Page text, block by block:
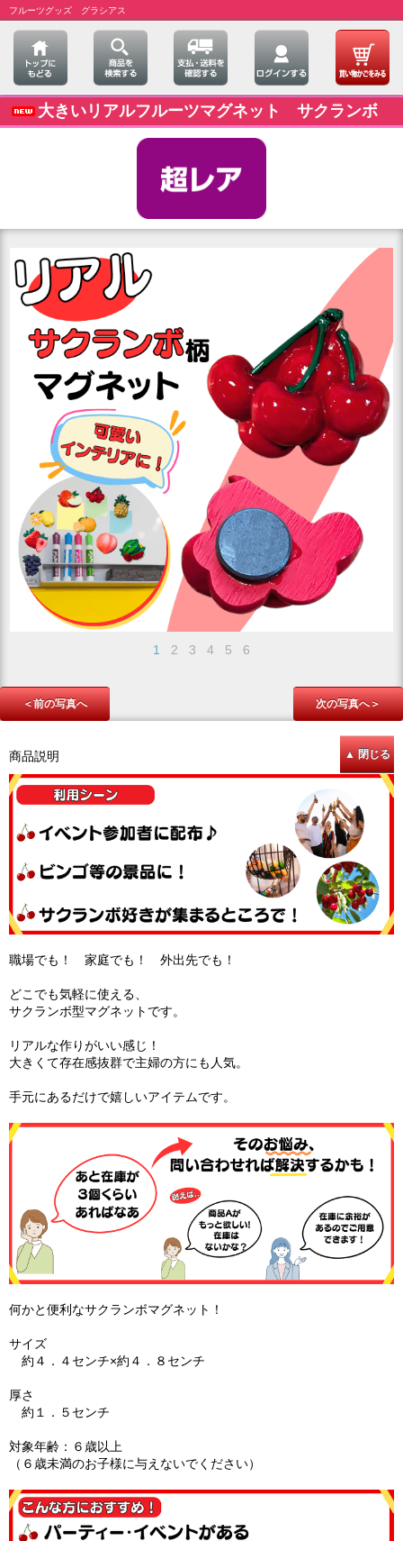
フルーツグッズ グラシアス
大きいリアルフルーツマグネット サクランボ
1 2 3 4 5 6
＜前の写真へ 次の写真へ＞
商品説明
職場でも！ 家庭でも！ 外出先でも！
どこでも気軽に使える、
サクランボ型マグネットです。
リアルな作りがいい感じ！
大きくて存在感抜群で主婦の方にも人気。
手元にあるだけで嬉しいアイテムです。
何かと便利なサクランボマグネット！
サイズ
約４．４センチ×約４．８センチ
厚さ
約１．５センチ
対象年齢：６歳以上
（６歳未満のお子様に与えないでください）